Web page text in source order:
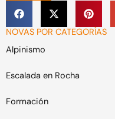
NOVAS POR CATEGORÍAS
Alpinismo
Escalada en Rocha
Formación